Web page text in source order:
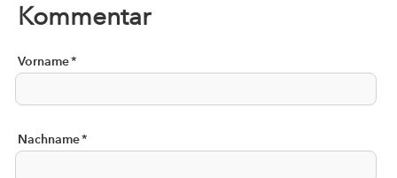
Kommentar
Vorname*
Nachname*